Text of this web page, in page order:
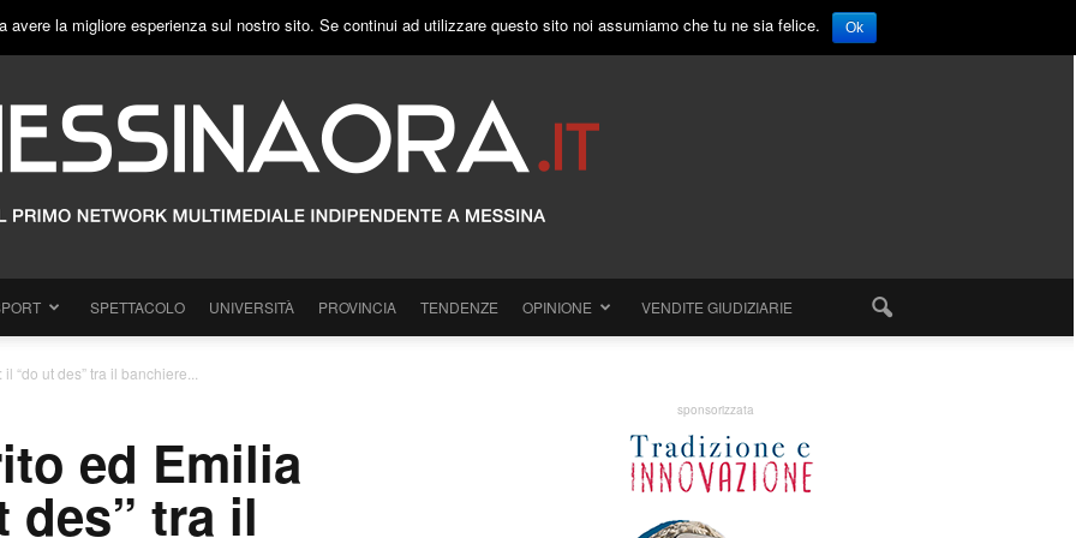
SPETTACOLO UNIVERSITÀ PROVINCIA TENDENZE OPINIONE VENDITE GIUDIZIARIE
ut des” tra il banchiere...
ed Emilia
des” tra il
sponsorizzata
la migliore esperienza sul nostro sito. Se continui ad utilizzare questo sito noi assumiamo che tu ne sia felice. Ok